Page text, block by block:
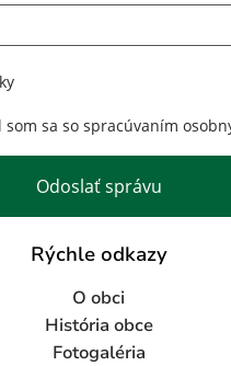
sa so spracúvaním
Response
Odoslať správu
Rýchle odkazy
O obci
História obce
Fotogaléria